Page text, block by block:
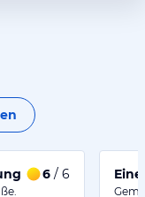
6 / 6